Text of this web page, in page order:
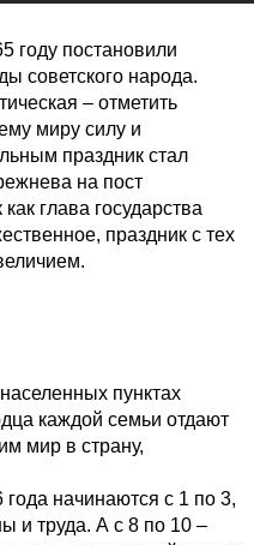
году постановили
советского народа.
– отметить
миру силу и
праздник стал
на пост
глава государства
праздник с тех
пунктах
каждой семьи отдают
мир в страну,
начинаются с 1 по 3,
и труда. А с 8 по 10 –